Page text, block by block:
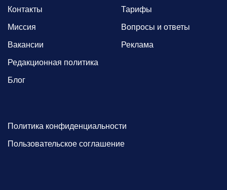
Контакты
Миссия
Вакансии
Редакционная политика
Блог
Тарифы
Вопросы и ответы
Реклама
Политика конфиденциальности
Пользовательское соглашение